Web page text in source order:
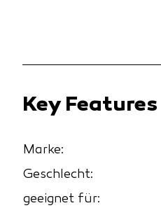
Key Features
Marke:
Geschlecht:
geeignet für: